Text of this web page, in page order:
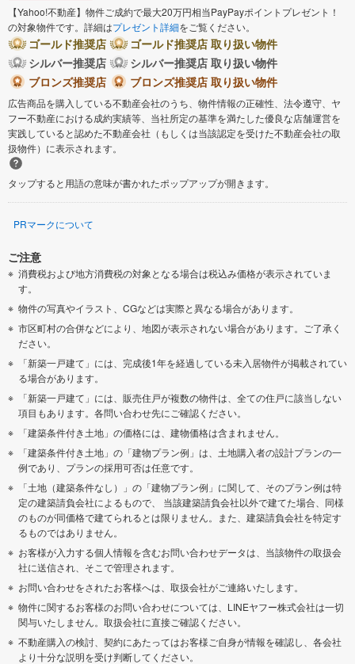
【Yahoo!不動産】物件ご成約で最大20万円相当PayPayポイントプレゼント！
の対象物件です。詳細はプレゼント詳細をご覧ください。
ゴールド推奨店
ゴールド推奨店 取り扱い物件
シルバー推奨店
シルバー推奨店 取り扱い物件
ブロンズ推奨店
ブロンズ推奨店 取り扱い物件
広告商品を購入している不動産会社のうち、物件情報の正確性、法令遵守、ヤ
フー不動産における成約実績等、当社所定の基準を満たした優良な店舗運営を
実践していると認めた不動産会社（もしくは当該認定を受けた不動産会社の取
扱物件）に表示されます。
タップすると用語の意味が書かれたポップアップが開きます。
PRマークについて
ご注意
消費税および地方消費税の対象となる場合は税込み価格が表示されていま
す。
物件の写真やイラスト、CGなどは実際と異なる場合があります。
市区町村の合併などにより、地図が表示されない場合があります。ご了承く
ださい。
「新築一戸建て」には、完成後1年を経過している未入居物件が掲載されてい
る場合があります。
「新築一戸建て」には、販売住戸が複数の物件は、全ての住戸に該当しない
項目もあります。各問い合わせ先にご確認ください。
「建築条件付き土地」の価格には、建物価格は含まれません。
「建築条件付き土地」の「建物プラン例」は、土地購入者の設計プランの一
例であり、プランの採用可否は任意です。
「土地（建築条件なし）」の「建物プラン例」に関して、そのプラン例は特
定の建築請負会社によるもので、 当該建築請負会社以外で建てた場合、同様
のものが同価格で建てられるとは限りません。また、建築請負会社を特定す
るものではありません。
お客様が入力する個人情報を含むお問い合わせデータは、当該物件の取扱会
社に送信され、そこで管理されます。
お問い合わせをされたお客様へは、取扱会社がご連絡いたします。
物件に関するお客様のお問い合わせについては、LINEヤフー株式会社は一切
関与いたしません。取扱会社に直接ご確認ください。
不動産購入の検討、契約にあたってはお客様ご自身が情報を確認し、各会社
より十分な説明を受け判断してください。